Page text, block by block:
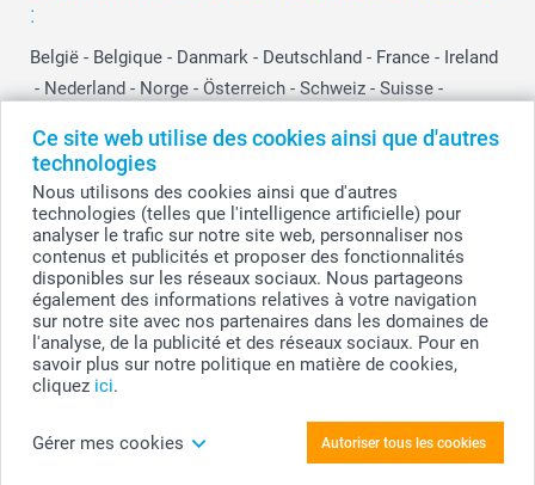
Ce site web utilise des cookies ainsi que d'autres
technologies
Nous utilisons des cookies ainsi que d'autres
technologies (telles que l'intelligence artificielle) pour
analyser le trafic sur notre site web, personnaliser nos
contenus et publicités et proposer des fonctionnalités
disponibles sur les réseaux sociaux. Nous partageons
également des informations relatives à votre navigation
sur notre site avec nos partenaires dans les domaines de
l'analyse, de la publicité et des réseaux sociaux. Pour en
savoir plus sur notre politique en matière de cookies,
cliquez ici.
Gérer mes cookies Autoriser tous les cookies
:
België - Belgique - Danmark - Deutschland - France - Ireland
- Nederland - Norge - Österreich - Schweiz - Suisse -
Other Countries
© smartphoto group. Tous droits réservés
smartphoto group SA.
Siège social : Kwatrechtsteenweg 160, 9230 Wetteren, Belgique
Numéro de TVA BE 0405.706.755
Numéro d'entreprise 0405.706.755.
Tous les prix sont en EURO (€), TVA incluse et hors frais de port.